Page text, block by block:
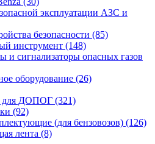
эксплуатации АЗС и
безопасности (85)
инструмент (148)
и сигнализаторы опасных газов
оборудование (26)
для ДОПОГ (321)
(92)
(для бензовозов) (126)
лента (8)